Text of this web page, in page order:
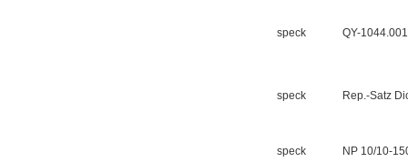
speck QY-
speck Rep.-Satz
speck NP 10/10-